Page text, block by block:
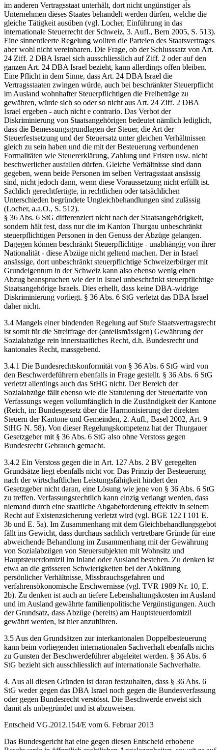
im anderen Vertragsstaat unterhält, dort nicht ungünstiger als
Unternehmen dieses Staates behandelt werden dürfen, welche die
gleiche Tätigkeit ausüben (vgl. Locher, Einführung in das
internationale Steuerrecht der Schweiz, 3. Aufl., Bern 2005, S. 513).
Eine sinnentleerte Regelung wollten die Parteien des Staatsvertrages
aber wohl nicht vereinbaren. Die Frage, ob der Schlusssatz von Art.
24 Ziff. 2 DBA Israel sich ausschliesslich auf Ziff. 2 oder auf den
ganzen Art. 24 DBA Israel bezieht, kann allerdings offen bleiben.
Eine Pflicht in dem Sinne, dass Art. 24 DBA Israel die
Vertragsstaaten zwingen würde, auch bei beschränkter Steuerpflicht
im Ausland wohnhafter Steuerpflichtigen die Freibeträge zu
gewähren, würde sich so oder so nicht aus Art. 24 Ziff. 2 DBA
Israel ergeben - auch nicht e contrario. Das Verbot der
Diskriminierung von Staatsangehörigen bedeutet nämlich lediglich,
dass die Bemessungsgrundlagen der Steuer, die Art der
Steuerfestsetzung und der Steuersatz unter gleichen Verhältnissen
gleich zu sein haben und die mit der Besteuerung verbundenen
Formalitäten wie Steuererklärung, Zahlung und Fristen usw. nicht
beschwerlicher ausfallen dürfen. Gleiche Verhältnisse sind dann
gegeben, wenn beide Personen im selben Vertragsstaat ansässig
sind, nicht jedoch dann, wenn diese Voraussetzung nicht erfüllt ist.
Sachlich gerechtfertigte, in rechtlichen oder tatsächlichen
Unterschieden begründete Ungleichbehandlungen sind zulässig
(Locher, a.a.O., S. 512).
§ 36 Abs. 6 StG differenziert nicht nach der Staatsangehörigkeit,
sondern hält fest, dass nur die im Kanton Thurgau unbeschränkt
steuerpflichtigen Personen in den Genuss der Abzüge gelangen.
Dagegen können beschränkt Steuerpflichtige - unabhängig von ihrer
Nationalität - diese Abzüge nicht geltend machen. Der in Israel
ansässige, dort unbeschränkt steuerpflichtige Schweizerbürger mit
Grundeigentum in der Schweiz kann also ebenso wenig einen
Abzug beanspruchen wie der in Israel unbeschränkt steuerpflichtige
Staatsangehörige Israels. Dies erhellt, dass keine DBA-widrige
Diskriminierung vorliegt. § 36 Abs. 6 StG verletzt das DBA Israel
daher nicht.
3.4 Mangels einer bindenden Regelung auf Stufe Staatsvertragsrecht
ist somit für die Streitfrage der (anteilsmässigen) Gewährung der
Sozialabzüge rein innerstaatliches Recht, d.h. Bundesrecht und
kantonales Recht, massgebend.
3.4.1 Die Bundesrechtskonformität von § 36 Abs. 6 StG wird von
den Beschwerdeführern ebenfalls in Frage gestellt. § 36 Abs. 6 StG
verletzt allerdings auch das StHG nicht. Der Bereich der
Sozialabzüge fällt ebenso wie die Statuierung der Steuertarife von
Verfassungs wegen vollumfänglich in die Zuständigkeit der Kantone
(Reich, in: Bundesgesetz über die Harmonisierung der direkten
Steuern der Kantone und Gemeinden, 2. Aufl., Basel 2002, Art. 9
StHG N. 58). Von dieser Regelungskompetenz hat der Thurgauer
Gesetzgeber mit § 36 Abs. 6 StG also ohne Verstoss gegen
Bundesrecht Gebrauch gemacht.
3.4.2 Ein Verstoss gegen die in Art. 127 Abs. 2 BV geregelten
Grundsätze liegt ebenfalls nicht vor. Das Prinzip der Besteuerung
nach der wirtschaftlichen Leistungsfähigkeit hindert den
Gesetzgeber nicht daran, eine Lösung wie jene von § 36 Abs. 6 StG
zu treffen. Verfassungsrechtlich kann einzig verlangt werden, dass
niemand durch eine staatliche Abgabeforderung effektiv in seinem
Recht auf Existenzsicherung verletzt wird (vgl. BGE 122 I 101 E.
3b und E. 5a). Im Zusammenhang mit dem Gleichbehandlungsgebot
fällt ins Gewicht, dass durchaus sachlich vertretbare Gründe für eine
abweichende Behandlung im Zusammenhang mit der Gewährung
von Sozialabzügen von Steuersubjekten mit Wohnsitz und
Hauptsteuerdomizil im Inland oder Ausland bestehen. Zu denken ist
etwa an die grösseren Schwierigkeiten bei der Abklärung
persönlicher Verhältnisse, Missbrauchsgefahren und
verfahrensökonomische Erschwernisse (vgl. TVR 1989 Nr. 10, E.
2b). Zu denken ist auch an tiefere Lebenshaltungskosten im Ausland
und im Ausland gewährte familienpolitische Vergünstigungen. Auch
der Grundsatz, dass Abzüge (bereits) am Hauptsteuerdomizil
gewährt werden, ist hier anzuführen.
3.5 Aus den Grundsätzen zur interkantonalen Doppelbesteuerung
kann beim vorliegenden internationalen Sachverhalt ebenfalls nichts
zu Gunsten der Beschwerdeführer abgeleitet werden. § 36 Abs. 6
StG bezieht sich ausschliesslich auf internationale Sachverhalte.
4. Aus all diesen Gründen ist daran festzuhalten, dass § 36 Abs. 6
StG weder gegen das DBA Israel noch gegen die Bundesverfassung
oder gegen Bundesrecht verstösst. Die Beschwerde erweist sich
damit als unbegründet und ist abzuweisen.
Entscheid VG.2012.154/E vom 6. Februar 2013
Das Bundesgericht hat eine gegen diesen Entscheid erhobene